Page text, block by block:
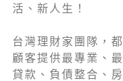
活、新人生！
台灣理財家團隊，
顧客提供最專業、
貸款、負債整合、